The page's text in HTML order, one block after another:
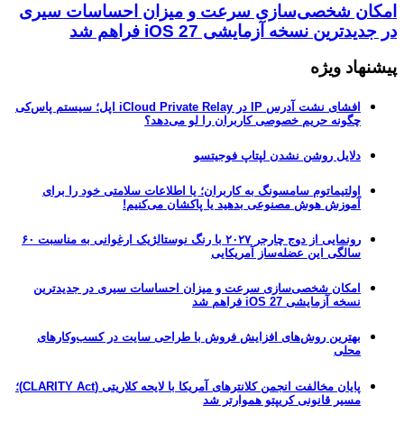
امکان شخصی‌سازی سرعت و میزان احساسات سیری
در جدیدترین نسخه آزمایشی iOS 27 فراهم شد
پیشنهاد ویژه
افشای نشت آدرس IP در iCloud Private Relay اپل؛ سیستم پاس‌کی
چگونه حریم خصوصی کاربران را لو می‌دهد؟
دلایل روشن نشدن لپتاپ فوجیتسو
اولتیماتوم سامسونگ به کاربران؛ یا اطلاعات سلامتی خود را برای
آموزش هوش مصنوعی بدهید یا پاکشان می‌کنیم!
رونمایی از دوج چارجر ۲۰۲۷ با رنگ نوستالژیک ارغوانی به مناسبت ۶۰
سالگی این عضله‌ساز آمریکایی
امکان شخصی‌سازی سرعت و میزان احساسات سیری در جدیدترین
نسخه آزمایشی iOS 27 فراهم شد
بهترین روش‌های افزایش فروش با طراحی سایت در کسب‌وکارهای
محلی
پایان مخالفت انجمن کلانترهای آمریکا با لایحه کلاریتی (CLARITY Act)؛
مسیر قانونی کریپتو هموارتر شد